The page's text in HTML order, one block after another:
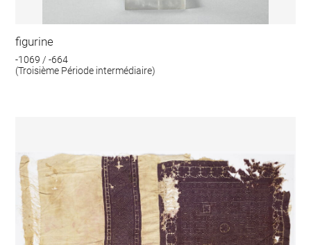
figurine
-1069 / -664
(Troisième Période intermédiaire)